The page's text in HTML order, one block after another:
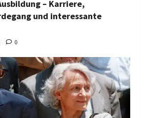
– Karriere,
und interessante
0